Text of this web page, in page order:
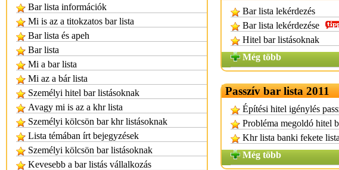
Bar lista információk
Mi is az a titokzatos bar lista
Bar lista és apeh
Bar lista
Mi a bar lista
Mi az a bár lista
Személyi hitel bar listásoknak
Avagy mi is az a khr lista
Személyi kölcsön bar khr listásoknak
Lista témában írt bejegyzések
Személyi kölcsön bar listásoknak
Kevesebb a bar listás vállalkozás
Bar lista lekérdezés
Bar lista lekérdezése
Hitel bar listásoknak
Még több
Passzív bar lista 2011
Építési hitel igénylés
Probléma megoldó hitel
Khr lista banki fekete
Még több